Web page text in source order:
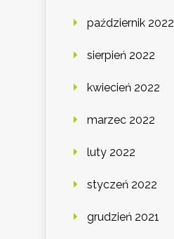
październik 2022
sierpień 2022
kwiecień 2022
marzec 2022
luty 2022
styczeń 2022
grudzień 2021